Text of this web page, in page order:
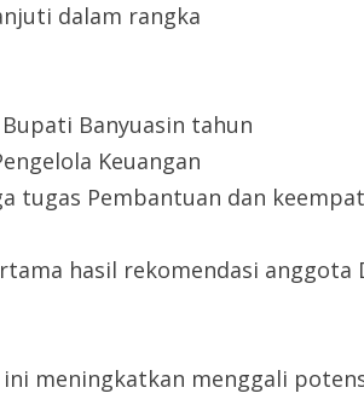
dalam rangka
Banyuasin tahun
Keuangan
tugas Pembantuan dan
hasil rekomendasi anggota
meningkatkan menggali